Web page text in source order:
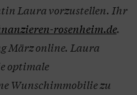
Laura vorzustellen. Ihr
rosenheim.de.
März online. Laura
optimale
Wunschimmobilie zu